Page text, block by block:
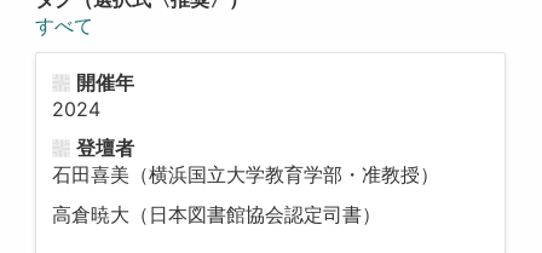
すべて
開催年
2024
登壇者
石田喜美（横浜国立大学教育学部・准教授）
高倉暁大（日本図書館協会認定司書）